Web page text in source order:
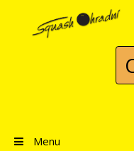
Přeskočit na obsah
Menu